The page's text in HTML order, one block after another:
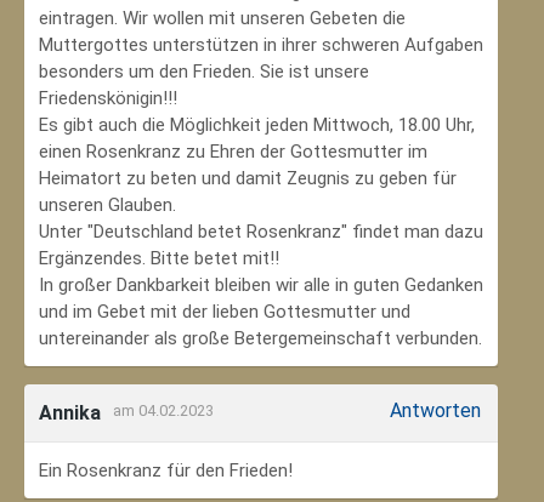
eintragen. Wir wollen mit unseren Gebeten die
Muttergottes unterstützen in ihrer schweren Aufgaben
besonders um den Frieden. Sie ist unsere
Friedenskönigin!!!
Es gibt auch die Möglichkeit jeden Mittwoch, 18.00 Uhr,
einen Rosenkranz zu Ehren der Gottesmutter im
Heimatort zu beten und damit Zeugnis zu geben für
unseren Glauben.
Unter "Deutschland betet Rosenkranz" findet man dazu
Ergänzendes. Bitte betet mit!!
In großer Dankbarkeit bleiben wir alle in guten Gedanken
und im Gebet mit der lieben Gottesmutter und
untereinander als große Betergemeinschaft verbunden.
Annika am 04.02.2023 Antworten
Ein Rosenkranz für den Frieden!